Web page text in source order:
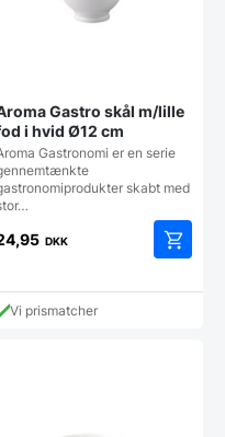
Gastro skål m/lille
i hvid Ø12 cm
Gastronomi er en serie
skabt med
DKK
Vi prismatcher